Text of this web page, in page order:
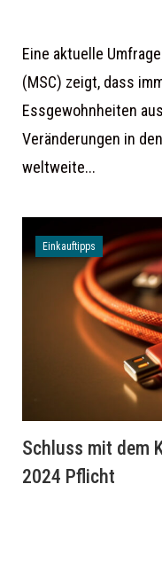
Eine aktuelle
(MSC) zeigt, dass
Essgewohnheiten
Veränderungen in
weltweite...
Einkauftipps
Schluss mit dem
2024 Pflicht